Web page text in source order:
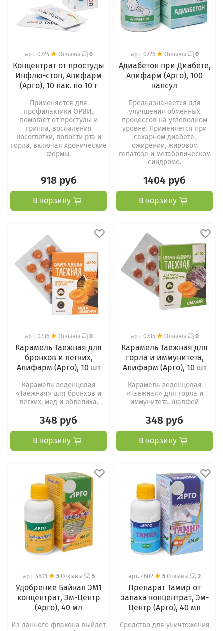
арт. 0724 Отзывы 0
Концентрат от простуды
Инфлю-стоп, Апифарм
(Арго), 10 пак. по 10 г
Применяется для
профилактики ОРВИ,
помогает от простуды и
гриппа, воспаления
носоглотки, полости рта и
горла, включая хронические
формы.
918 руб
В корзину
арт. 0726 Отзывы 0
Адиабетон при Диабете,
Апифарм (Арго), 100
капсул
Предназначается для
улучшения обменных
процессов на углеводном
уровне. Применяется при
сахарном диабете,
ожирении, жировом
гепатозе и метаболическом
синдроме.
1404 руб
В корзину
арт. 0736 Отзывы 0
Карамель Таежная для
бронхов и легких,
Апифарм (Арго), 10 шт
Карамель леденцовая
«Таежная» для бронхов и
легких, мед и облепиха.
348 руб
В корзину
арт. 0735 Отзывы 0
Карамель Таежная для
горла и иммунитета,
Апифарм (Арго), 10 шт
Карамель леденцовая
«Таежная» для горла и
иммунитета, шалфей
348 руб
В корзину
арт. 4601 5Отзывы 5
Удобрение Байкал ЭМ1
концентрат, Эм-Центр
(Арго), 40 мл
Из данного флакона выйдет
арт. 4602 5 Отзывы 2
Препарат Тамир от
запаха концентрат, Эм-
Центр (Арго), 40 мл
Средство для уничтожения